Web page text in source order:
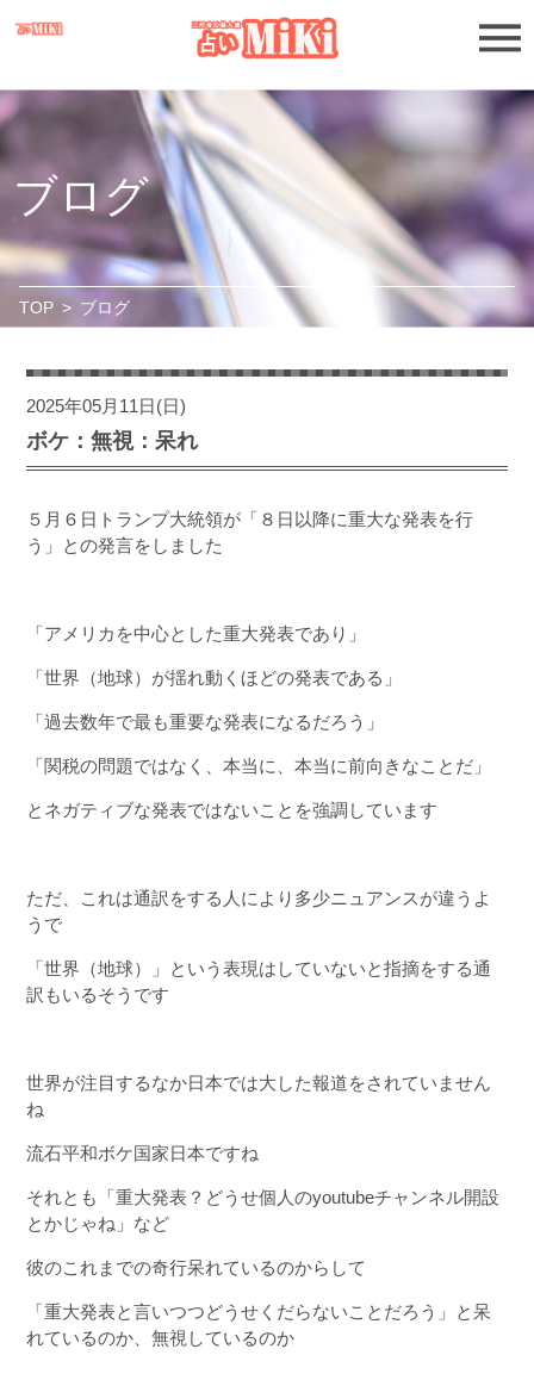
ブログ
TOP > ブログ
2025年05月11日(日)
ボケ：無視：呆れ
５月６日トランプ大統領が「８日以降に重大な発表を行
う」との発言をしました
「アメリカを中心とした重大発表であり」
「世界（地球）が揺れ動くほどの発表である」
「過去数年で最も重要な発表になるだろう」
「関税の問題ではなく、本当に、本当に前向きなことだ」
とネガティブな発表ではないことを強調しています
ただ、これは通訳をする人により多少ニュアンスが違うよ
うで
「世界（地球）」という表現はしていないと指摘をする通
訳もいるそうです
世界が注目するなか日本では大した報道をされていません
ね
流石平和ボケ国家日本ですね
それとも「重大発表？どうせ個人のyoutubeチャンネル開設
とかじゃね」など
彼のこれまでの奇行呆れているのからして
「重大発表と言いつつどうせくだらないことだろう」と呆
れているのか、無視しているのか